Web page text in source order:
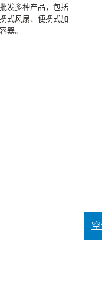
发多种产品，包括
式风扇、便携式加
器。